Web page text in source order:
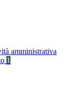
amministrativa
1